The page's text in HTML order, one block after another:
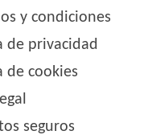
y condiciones
de privacidad
de cookies
seguros